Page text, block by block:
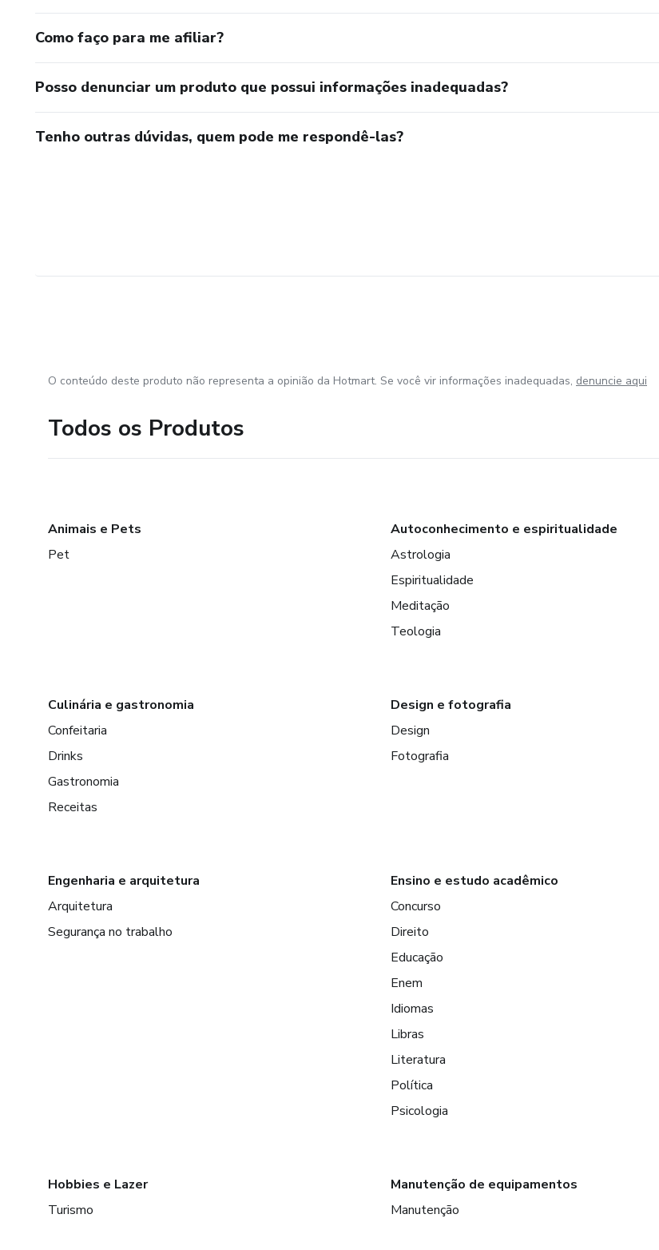
Como faço para me afiliar?
Posso denunciar um produto que possui informações inadequadas?
Tenho outras dúvidas, quem pode me respondê-las?
O conteúdo deste produto não representa a opinião da Hotmart. Se você vir informações inadequadas, denuncie aqui
Todos os Produtos
Animais e Pets
Pet
Autoconhecimento e espiritualidade
Astrologia
Espiritualidade
Meditação
Teologia
Culinária e gastronomia
Confeitaria
Drinks
Gastronomia
Receitas
Design e fotografia
Design
Fotografia
Engenharia e arquitetura
Arquitetura
Segurança no trabalho
Ensino e estudo acadêmico
Concurso
Direito
Educação
Enem
Idiomas
Libras
Literatura
Política
Psicologia
Hobbies e Lazer
Turismo
Manutenção de equipamentos
Manutenção